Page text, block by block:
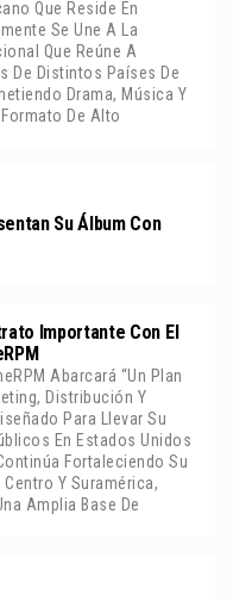
Que Reside En
Se Une A La
Que Reúne A
De Distintos Países De
Drama, Música Y
De Alto
Su Álbum Con
Importante Con El
Abarcará “un Plan
Distribución Y
Para Llevar Su
En Estados Unidos
Fortaleciendo Su
Y Suramérica,
Amplia Base De